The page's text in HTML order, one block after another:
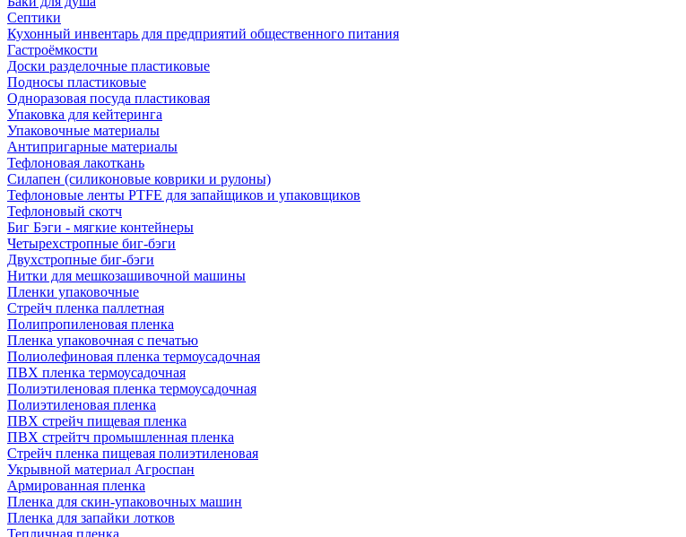
Септики
Кухонный инвентарь для предприятий общественного питания
Гастроёмкости
Доски разделочные пластиковые
Подносы пластиковые
Одноразовая посуда пластиковая
Упаковка для кейтеринга
Упаковочные материалы
Антипригарные материалы
Тефлоновая лакоткань
Силапен (силиконовые коврики и рулоны)
Тефлоновые ленты PTFE для запайщиков и упаковщиков
Тефлоновый скотч
Биг Бэги - мягкие контейнеры
Четырехстропные биг-бэги
Двухстропные биг-бэги
Нитки для мешкозашивочной машины
Пленки упаковочные
Стрейч пленка паллетная
Полипропиленовая пленка
Пленка упаковочная с печатью
Полиолефиновая пленка термоусадочная
ПВХ пленка термоусадочная
Полиэтиленовая пленка термоусадочная
Полиэтиленовая пленка
ПВХ стрейч пищевая пленка
ПВХ стрейтч промышленная пленка
Стрейч пленка пищевая полиэтиленовая
Укрывной материал Агроспан
Армированная пленка
Пленка для скин-упаковочных машин
Пленка для запайки лотков
Тепличная пленка